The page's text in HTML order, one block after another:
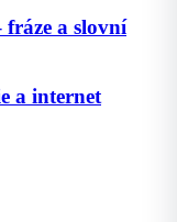
fráze a slovní
a internet